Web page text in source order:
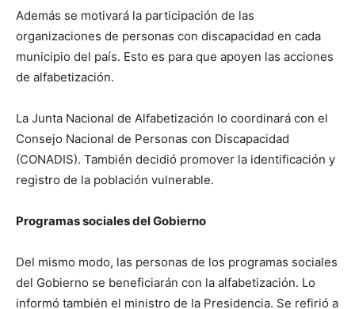
Además se motivará la participación de las
organizaciones de personas con discapacidad en cada
municipio del país. Esto es para que apoyen las acciones
de alfabetización.
La Junta Nacional de Alfabetización lo coordinará con el
Consejo Nacional de Personas con Discapacidad
(CONADIS). También decidió promover la identificación y
registro de la población vulnerable.
Programas sociales del Gobierno
Del mismo modo, las personas de los programas sociales
del Gobierno se beneficiarán con la alfabetización. Lo
informó también el ministro de la Presidencia. Se refirió a